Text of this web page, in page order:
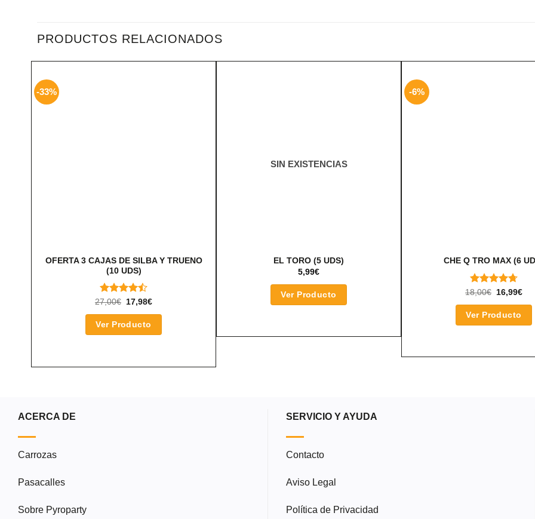
PRODUCTOS RELACIONADOS
-33%
OFERTA 3 CAJAS DE SILBA Y TRUENO
(10 UDS)
VALORADO
DE 5
27,00€
EL
ORIGINAL
ERA:
17,98€EL
ACTUAL
17,98€.
Ver Producto
SIN EXISTENCIAS
EL TORO (5 UDS)
5,99€
Ver Producto
-6%
CHE Q TRO MAX (6
VALORADO
DE 5
18,00€
EL
ORIGINAL
ERA:
16,99€EL
Ver Producto
ACERCA DE
Carrozas
Pasacalles
Sobre Pyroparty
SERVICIO Y AYUDA
Contacto
Aviso Legal
Política de Privacidad